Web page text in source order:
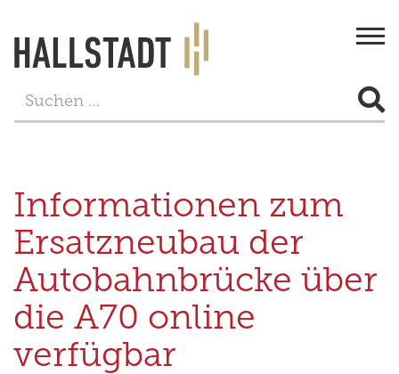
LEBEN
FREIZEIT
TOURISMUS
WIRTSCHAFT
PROJEKTE
Informationen zum
Ersatzneubau der
Autobahnbrücke über
die A70 online
verfügbar